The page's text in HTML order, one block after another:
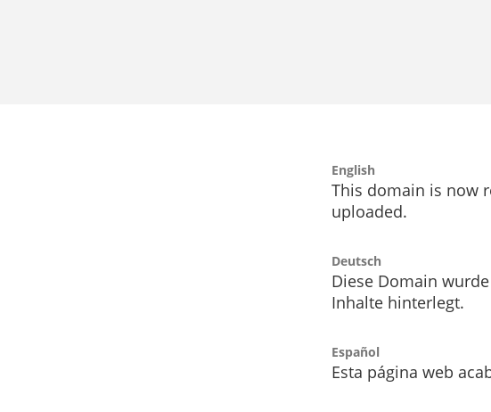
English
This domain is now
uploaded.
Deutsch
Diese Domain
Inhalte hinterlegt.
Español
Esta página web